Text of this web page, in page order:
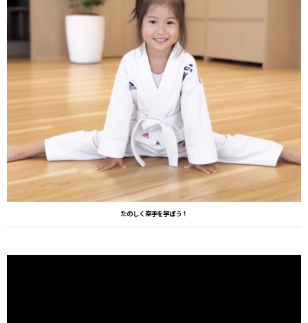
たのしく空手を学ぼう！